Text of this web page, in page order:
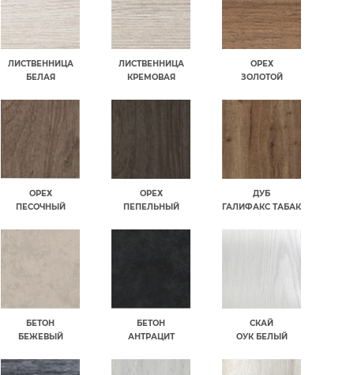
ЛИСТВЕННИЦА
БЕЛАЯ
ЛИСТВЕННИЦА
КРЕМОВАЯ
ОРЕХ
ЗОЛОТОЙ
ОРЕХ
ПЕСОЧНЫЙ
ОРЕХ
ПЕПЕЛЬНЫЙ
ДУБ
ГАЛИФАКС ТАБАК
БЕТОН
БЕЖЕВЫЙ
БЕТОН
АНТРАЦИТ
СКАЙ
ОУК БЕЛЫЙ